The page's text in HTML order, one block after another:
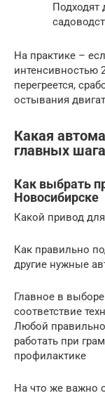
Подходят
На практике –
интенсивностью
перегреется,
остывания
Какая
главных
Как выбрать
Новосибирске
Какой привод
Как правильно
другие нужные
Главное в
соответствие
Любой
работать при
профилактике
На что же важно